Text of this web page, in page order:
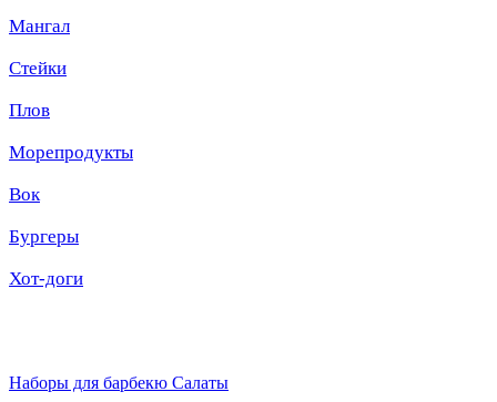
Мангал
Стейки
Плов
Морепродукты
Вок
Бургеры
Хот-доги
Наборы для барбекю Салаты